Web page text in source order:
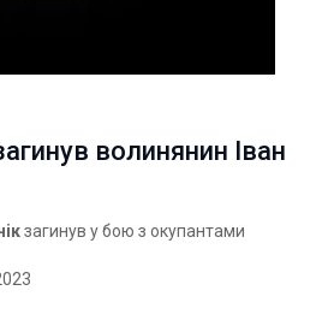
волинянин Іван
загинув у бою з окупантами